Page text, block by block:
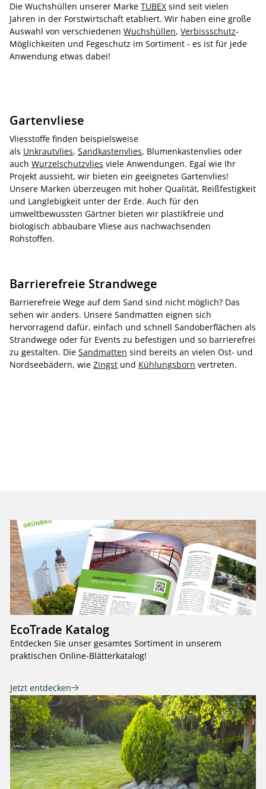
Die Wuchshüllen unserer Marke TUBEX sind seit vielen
Jahren in der Forstwirtschaft etabliert. Wir haben eine große
Auswahl von verschiedenen Wuchshüllen, Verbissschutz-
Möglichkeiten und Fegeschutz im Sortiment - es ist für jede
Anwendung etwas dabei!
Gartenvliese
Vliesstoffe finden beispielsweise
als Unkrautvlies, Sandkastenvlies, Blumenkastenvlies oder
auch Wurzelschutzvlies viele Anwendungen. Egal wie Ihr
Projekt aussieht, wir bieten ein geeignetes Gartenvlies!
Unsere Marken überzeugen mit hoher Qualität, Reißfestigkeit
und Langlebigkeit unter der Erde. Auch für den
umweltbewussten Gärtner bieten wir plastikfreie und
biologisch abbaubare Vliese aus nachwachsenden
Rohstoffen.
Barrierefreie Strandwege
Barrierefreie Wege auf dem Sand sind nicht möglich? Das
sehen wir anders. Unsere Sandmatten eignen sich
hervorragend dafür, einfach und schnell Sandoberflächen als
Strandwege oder für Events zu befestigen und so barrierefrei
zu gestalten. Die Sandmatten sind bereits an vielen Ost- und
Nordseebädern, wie Zingst und Kühlungsborn vertreten.
EcoTrade Katalog
Entdecken Sie unser gesamtes Sortiment in unserem
praktischen Online-Blätterkatalog!
Jetzt entdecken